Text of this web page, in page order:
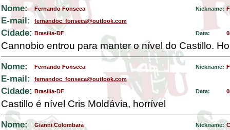
Nome: Fernando Fonseca Nickname:
E-mail: fernandoc_fonseca@outlook.com
Cidade: Brasilia-DF Data:
Cannobio entrou para manter o nível do Castillo.
Nome: Fernando Fonseca Nickname:
E-mail: fernandoc_fonseca@outlook.com
Cidade: Brasilia-DF Data:
Castillo é nível Cris Moldávia, horrível
Nome: Gianni Colombara Nickname: